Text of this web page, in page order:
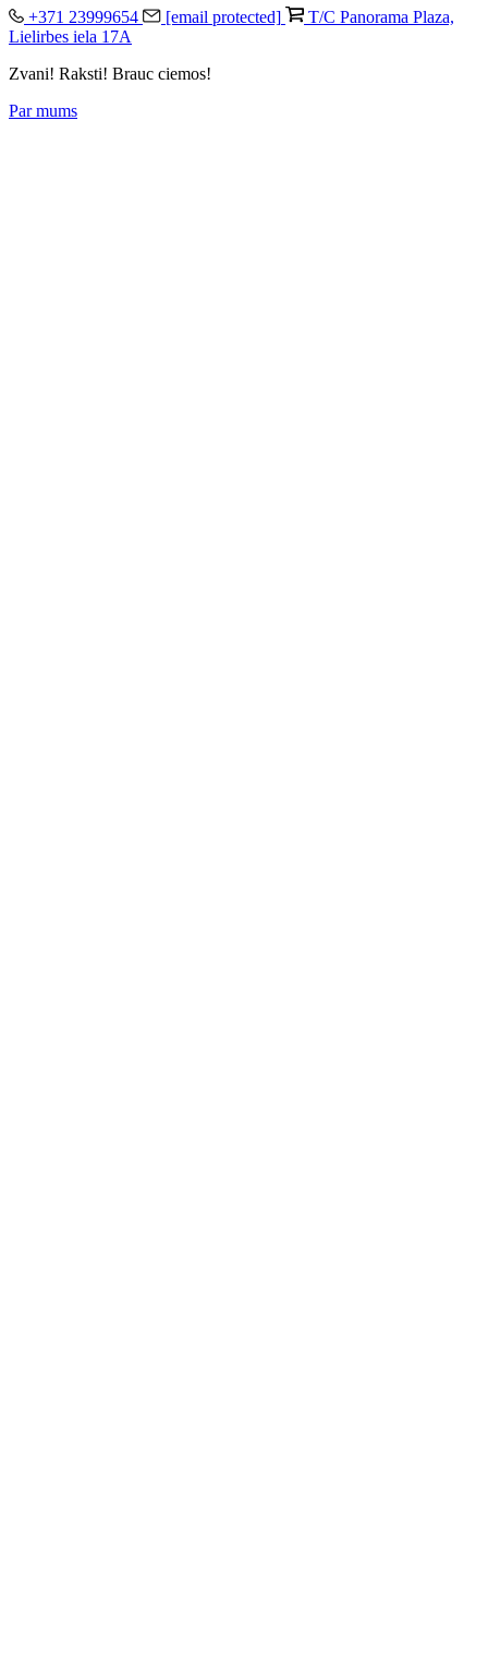
+371 23999654 [email protected]
T/C Panorama Plaza,
Lielirbes iela 17A
Zvani! Raksti! Brauc ciemos!
Par mums